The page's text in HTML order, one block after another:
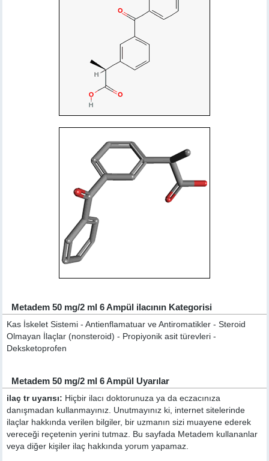
Metadem 50 mg/2 ml 6 Ampül ilacının Kategorisi
Kas İskelet Sistemi - Antienflamatuar ve Antiromatikler - Steroid
Olmayan İlaçlar (nonsteroid) - Propiyonik asit türevleri -
Deksketoprofen
Metadem 50 mg/2 ml 6 Ampül Uyarılar
ilaç tr uyarısı: Hiçbir ilacı doktorunuza ya da eczacınıza
danışmadan kullanmayınız. Unutmayınız ki, internet sitelerinde
ilaçlar hakkında verilen bilgiler, bir uzmanın sizi muayene ederek
vereceği reçetenin yerini tutmaz. Bu sayfada Metadem kullananlar
veya diğer kişiler ilaç hakkında yorum yapamaz.